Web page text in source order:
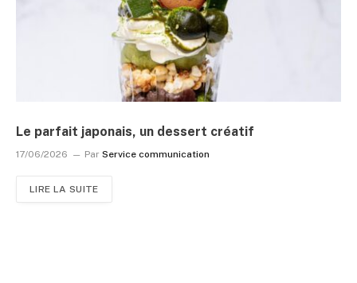
Le parfait japonais, un dessert créatif
17/06/2026 Par Service communication
LIRE LA SUITE